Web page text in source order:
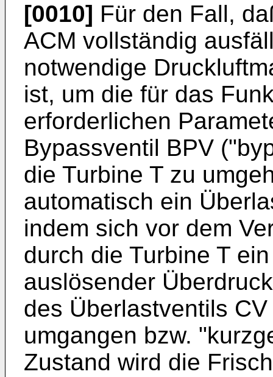
[0010] Für den Fall,
ACM vollständig
notwendige
ist, um die für das
erforderlichen
Bypassventil BPV
die Turbine T zu
automatisch ein
indem sich vor dem
durch die Turbine T
auslösender
des Überlastventils
umgangen bzw.
Zustand wird die